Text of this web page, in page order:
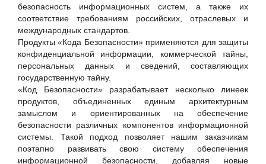
Код Безопасности
Компания ЗИКС
ООО "ИТ Энигма"
ООО "ТехноГид"
ОТР, ГК
Портал ГАРАНТ.РУ
РЕД СОФТ
РТРС
С-Терра СиЭсПи, ООО
безопасность информационных систем, а также их
соответствие требованиям российских, отраслевых и
международных стандартов.
Продукты «Кода Безопасности» применяются для защиты
конфиденциальной информации, коммерческой тайны,
персональных данных и сведений, составляющих
государственную тайну.
«Код Безопасности» разрабатывает несколько линеек
продуктов, объединенных единым архитектурным
замыслом и ориентированных на обеспечение
безопасности различных компонентов информационной
системы. Такой подход позволяет нашим заказчикам
поэтапно развивать свою систему обеспечения
информационной безопасности, добавляя новые